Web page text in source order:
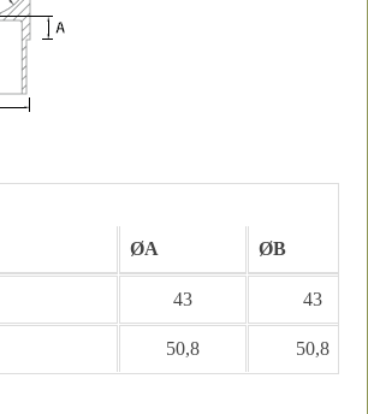
ØA ØB
43 43
50,8 50,8